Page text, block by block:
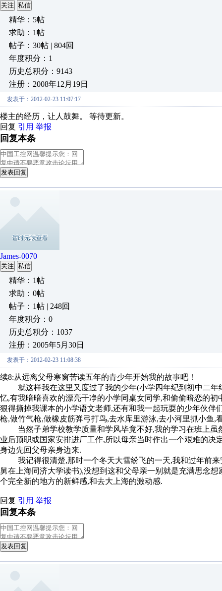
关注 私信
精华：5帖
求助：1帖
帖子：30帖 | 804回
年度积分：1
历史总积分：9143
注册：2008年12月19日
发表于：2012-02-23 11:07:17
楼主的经历，让人鼓舞。 等待更新。
回复 引用 举报
回复本条
发表回复
James-0070
关注 私信
精华：1帖
求助：0帖
帖子：1帖 | 248回
年度积分：0
历史总积分：1037
注册：2005年5月30日
发表于：2012-02-23 11:08:38
续8:从远离父母寒窗苦读五年的青少年开始我的故事吧！
就这样我在这里又度过了我的少年(小学四年纪到初中二年
忆,有我暗暗喜欢的漂亮干净的小学同桌女同学,和偷偷暗恋的
狠得撕掉我课本的小学语文老师,还有和我一起玩耍的少年伙
枪,做竹气枪,做橡皮筋弹弓打鸟,去水库里游泳,去小河里抓小
当然子弟学校教学质量和学风毕竟不好,我的学习在班上虽
业后顶职或国家安排进厂工作,所以母亲当时作出一个艰难的
身边先回父母亲身边来.
我记得很清楚,那时一个冬天大雪纷飞的一天,我和过年前来
舅在上海同济大学读书),没想到这和父母亲一别就是充满思念
个完全新的地方的新鲜感,和去大上海的激动感.
回复 引用 举报
回复本条
发表回复